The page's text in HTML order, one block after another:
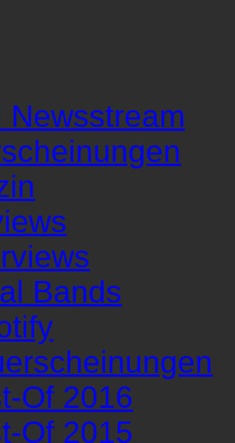
Newsstream
Bands
Of 2016
Of 2015